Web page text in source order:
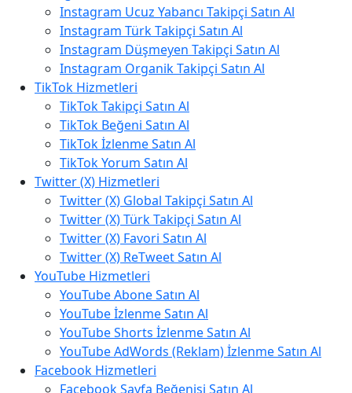
Instagram Ucuz Yabancı Takipçi Satın Al
Instagram Türk Takipçi Satın Al
Instagram Düşmeyen Takipçi Satın Al
Instagram Organik Takipçi Satın Al
TikTok Hizmetleri
TikTok Takipçi Satın Al
TikTok Beğeni Satın Al
TikTok İzlenme Satın Al
TikTok Yorum Satın Al
Twitter (X) Hizmetleri
Twitter (X) Global Takipçi Satın Al
Twitter (X) Türk Takipçi Satın Al
Twitter (X) Favori Satın Al
Twitter (X) ReTweet Satın Al
YouTube Hizmetleri
YouTube Abone Satın Al
YouTube İzlenme Satın Al
YouTube Shorts İzlenme Satın Al
YouTube AdWords (Reklam) İzlenme Satın Al
Facebook Hizmetleri
Facebook Sayfa Beğenisi Satın Al